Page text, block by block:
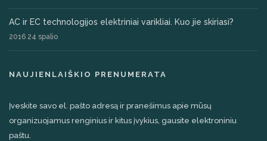
AC ir EC technologijos elektriniai varikliai. Kuo jie skiriasi?
2016 24 spalio
NAUJIENLAIŠKIO PRENUMERATA
Įveskite savo el. pašto adresą ir pranešimus apie mūsų
organizuojamus renginius ir kitus įvykius, gausite elektroniniu
paštu.